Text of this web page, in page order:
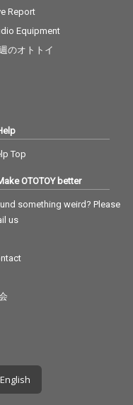
Report
Equipment
のオトトイ
Top
OTOTOY better
something weird? Please
us